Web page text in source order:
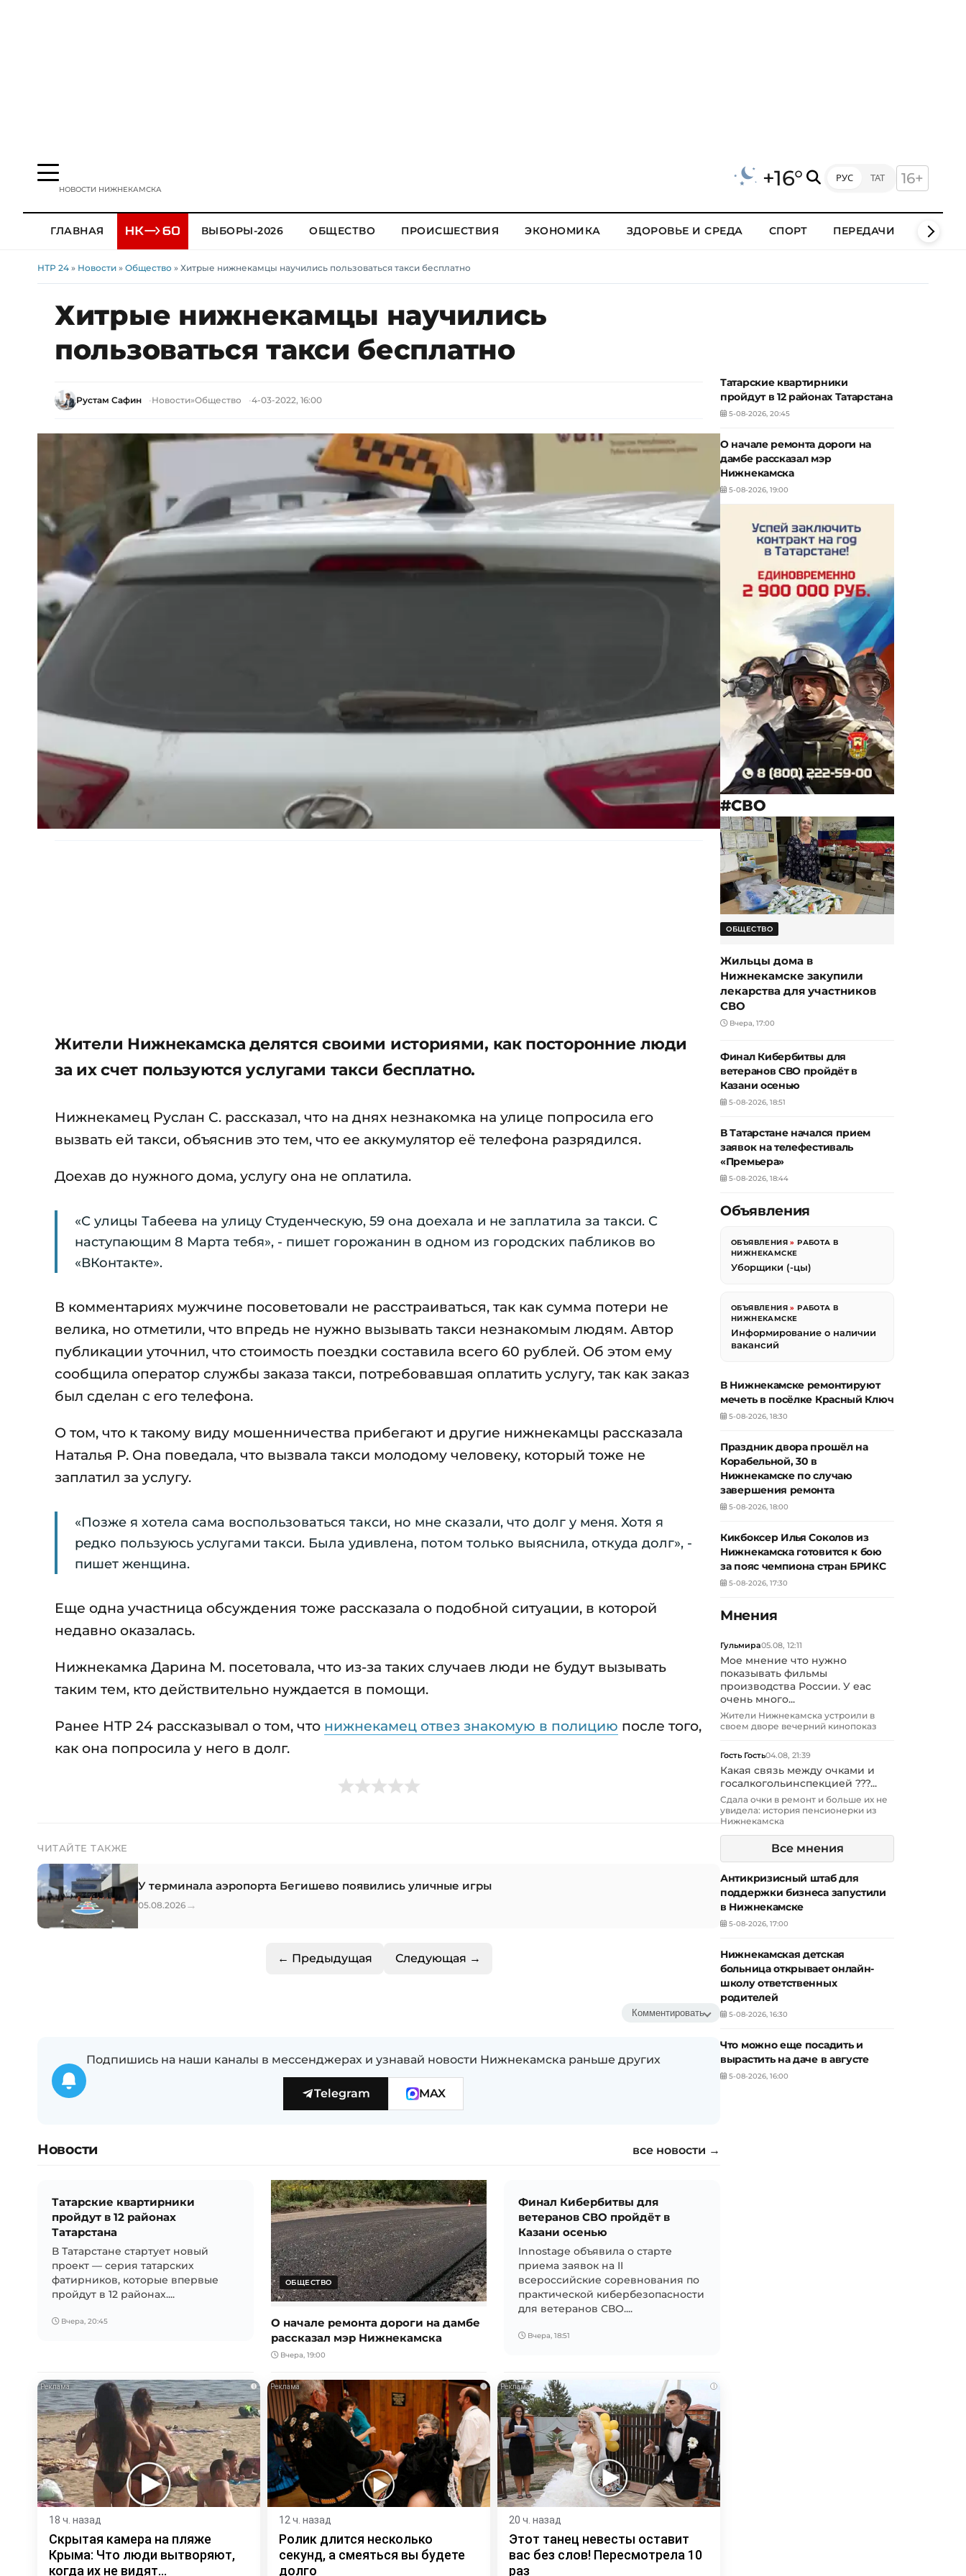
НОВОСТИ НИЖНЕКАМСКА +16° РУС ТАТ 16+
ГЛАВНАЯ ВЫБОРЫ-2026 ОБЩЕСТВО ПРОИСШЕСТВИЯ ЭКОНОМИКА ЗДОРОВЬЕ И СРЕДА СПОРТ ПЕРЕДАЧИ КЛИПЫ
НТР 24 » Новости » Общество » Хитрые нижнекамцы научились пользоваться такси бесплатно
Хитрые нижнекамцы научились
пользоваться такси бесплатно
Рустам Сафин Новости»Общество 4-03-2022, 16:00
Жители Нижнекамска делятся своими историями, как посторонние люди
за их счет пользуются услугами такси бесплатно.
Нижнекамец Руслан С. рассказал, что на днях незнакомка на улице попросила его
вызвать ей такси, объяснив это тем, что ее аккумулятор её телефона разрядился.
Доехав до нужного дома, услугу она не оплатила.
«С улицы Табеева на улицу Студенческую, 59 она доехала и не заплатила за такси. С
наступающим 8 Марта тебя», - пишет горожанин в одном из городских пабликов во
«ВКонтакте».
В комментариях мужчине посоветовали не расстраиваться, так как сумма потери не
велика, но отметили, что впредь не нужно вызывать такси незнакомым людям. Автор
публикации уточнил, что стоимость поездки составила всего 60 рублей. Об этом ему
сообщила оператор службы заказа такси, потребовавшая оплатить услугу, так как заказ
был сделан с его телефона.
О том, что к такому виду мошенничества прибегают и другие нижнекамцы рассказала
Наталья Р. Она поведала, что вызвала такси молодому человеку, который тоже не
заплатил за услугу.
«Позже я хотела сама воспользоваться такси, но мне сказали, что долг у меня. Хотя я
редко пользуюсь услугами такси. Была удивлена, потом только выяснила, откуда долг», -
пишет женщина.
Еще одна участница обсуждения тоже рассказала о подобной ситуации, в которой
недавно оказалась.
Нижнекамка Дарина М. посетовала, что из-за таких случаев люди не будут вызывать
таким тем, кто действительно нуждается в помощи.
Ранее НТР 24 рассказывал о том, что нижнекамец отвез знакомую в полицию после того,
как она попросила у него в долг.
ЧИТАЙТЕ ТАКЖЕ
У терминала аэропорта Бегишево появились уличные игры
05.08.2026 →
← Предыдущая Следующая →
Комментировать
Подпишись на наши каналы в мессенджерах и узнавай новости Нижнекамска раньше других
Telegram MAX
Новости все новости →
Татарские квартирники
пройдут в 12 районах
Татарстана
В Татарстане стартует новый
проект — серия татарских
фатирников, которые впервые
пройдут в 12 районах....
Вчера, 20:45
ОБЩЕСТВО
О начале ремонта дороги на дамбе
рассказал мэр Нижнекамска
Вчера, 19:00
Финал Кибербитвы для
ветеранов СВО пройдёт в
Казани осенью
Innostage объявила о старте
приема заявок на II
всероссийские соревнования по
практической кибербезопасности
для ветеранов СВО....
Вчера, 18:51
i
18 ч. назад
Скрытая камера на пляже
Крыма: Что люди вытворяют,
когда их не видят...
i
12 ч. назад
Ролик длится несколько
секунд, а смеяться вы будете
долго
i
20 ч. назад
Этот танец невесты оставит
вас без слов! Пересмотрела 10
раз
Татарские квартирники
пройдут в 12 районах Татарстана
5-08-2026, 20:45
О начале ремонта дороги на
дамбе рассказал мэр
Нижнекамска
5-08-2026, 19:00
#СВО
ОБЩЕСТВО
Жильцы дома в
Нижнекамске закупили
лекарства для участников
СВО
Вчера, 17:00
Финал Кибербитвы для
ветеранов СВО пройдёт в
Казани осенью
5-08-2026, 18:51
В Татарстане начался прием
заявок на телефестиваль
«Премьера»
5-08-2026, 18:44
Объявления
ОБЪЯВЛЕНИЯ »РАБОТА В
НИЖНЕКАМСКЕ
Уборщики (-цы)
ОБЪЯВЛЕНИЯ »РАБОТА В
НИЖНЕКАМСКЕ
Информирование о наличии
вакансий
В Нижнекамске ремонтируют
мечеть в посёлке Красный Ключ
5-08-2026, 18:30
Праздник двора прошёл на
Корабельной, 30 в
Нижнекамске по случаю
завершения ремонта
5-08-2026, 18:00
Кикбоксер Илья Соколов из
Нижнекамска готовится к бою
за пояс чемпиона стран БРИКС
5-08-2026, 17:30
Мнения
Гульмира05.08, 12:11
Мое мнение что нужно
показывать фильмы
производства России. У еас
очень много...
Жители Нижнекамска устроили в
своем дворе вечерний кинопоказ
Гость Гость04.08, 21:39
Какая связь между очками и
госалкогольинспекцией ???...
Сдала очки в ремонт и больше их не
увидела: история пенсионерки из
Нижнекамска
Все мнения
Антикризисный штаб для
поддержки бизнеса запустили
в Нижнекамске
5-08-2026, 17:00
Нижнекамская детская
больница открывает онлайн-
школу ответственных
родителей
5-08-2026, 16:30
Что можно еще посадить и
вырастить на даче в августе
5-08-2026, 16:00